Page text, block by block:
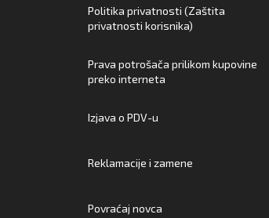
Politika privatnosti (Zaštita
privatnosti korisnika)
Prava potrošača prilikom kupovine
preko interneta
Izjava o PDV-u
Reklamacije i zamene
Povraćaj novca